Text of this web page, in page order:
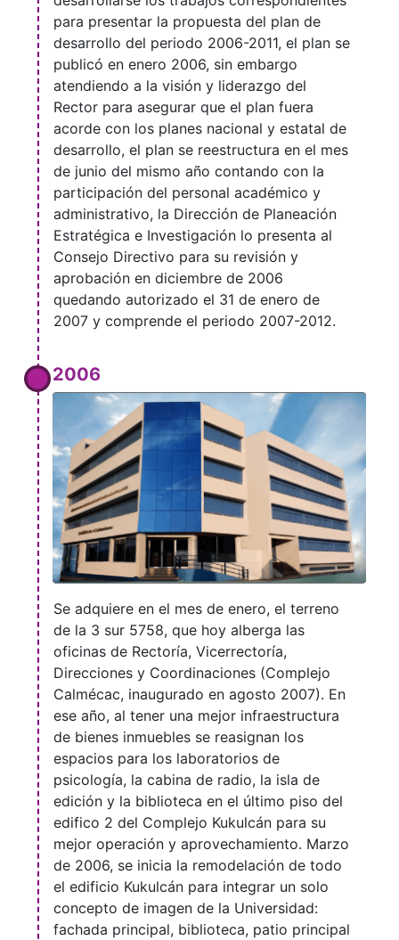
para presentar la propuesta del plan de
desarrollo del periodo 2006-2011, el plan se
publicó en enero 2006, sin embargo
atendiendo a la visión y liderazgo del
Rector para asegurar que el plan fuera
acorde con los planes nacional y estatal de
desarrollo, el plan se reestructura en el mes
de junio del mismo año contando con la
participación del personal académico y
administrativo, la Dirección de Planeación
Estratégica e Investigación lo presenta al
Consejo Directivo para su revisión y
aprobación en diciembre de 2006
quedando autorizado el 31 de enero de
2007 y comprende el periodo 2007-2012.
2006
Se adquiere en el mes de enero, el terreno
de la 3 sur 5758, que hoy alberga las
oficinas de Rectoría, Vicerrectoría,
Direcciones y Coordinaciones (Complejo
Calmécac, inaugurado en agosto 2007). En
ese año, al tener una mejor infraestructura
de bienes inmuebles se reasignan los
espacios para los laboratorios de
psicología, la cabina de radio, la isla de
edición y la biblioteca en el último piso del
edifico 2 del Complejo Kukulcán para su
mejor operación y aprovechamiento. Marzo
de 2006, se inicia la remodelación de todo
el edificio Kukulcán para integrar un solo
concepto de imagen de la Universidad:
fachada principal, biblioteca, patio principal